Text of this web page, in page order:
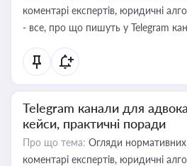
коментарі експертів, юридичні
- все, про що пишуть у Telegram
Telegram канали для
кейси, практичні поради
Про що тема: Огляди нормативних
коментарі експертів, юридичні